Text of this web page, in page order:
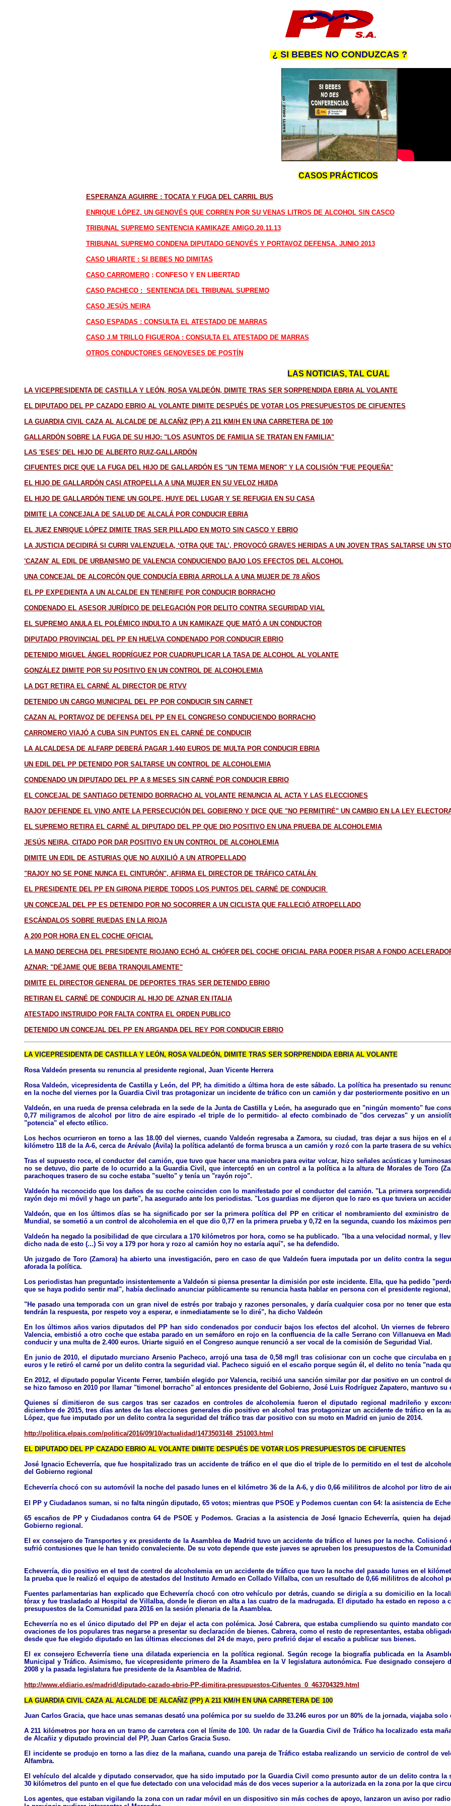
¿ SI BEBES NO CONDUZCAS ?
CASOS PRÁCTICOS
ESPERANZA AGUIRRE : TOCATA Y FUGA DEL CARRIL BUS
ENRIQUE LÓPEZ, UN GENOVÉS QUE CORREN POR SU VENAS LITROS DE ALCOHOL SIN CASCO
TRIBUNAL SUPREMO SENTENCIA KAMIKAZE AMIGO.20.11.13
TRIBUNAL SUPREMO CONDENA DIPUTADO GENOVÉS Y PORTAVOZ DEFENSA. JUNIO 2013
CASO URIARTE : SI BEBES NO DIMITAS
CASO CARROMERO: CONFESO Y EN LIBERTAD
CASO PACHECO : SENTENCIA DEL TRIBUNAL SUPREMO
CASO JESÚS NEIRA
CASO ESPADAS : CONSULTA EL ATESTADO DE MARRAS
CASO J.M TRILLO FIGUEROA : CONSULTA EL ATESTADO DE MARRAS
OTROS CONDUCTORES GENOVESES DE POSTÍN
LAS NOTICIAS, TAL CUAL
LA VICEPRESIDENTA DE CASTILLA Y LEÓN, ROSA VALDEÓN, DIMITE TRAS SER SORPRENDIDA EBRIA AL VOLANTE
EL DIPUTADO DEL PP CAZADO EBRIO AL VOLANTE DIMITE DESPUÉS DE VOTAR LOS PRESUPUESTOS DE CIFUENTES
LA GUARDIA CIVIL CAZA AL ALCALDE DE ALCAÑIZ (PP) A 211 KM/H EN UNA CARRETERA DE 100
GALLARDÓN SOBRE LA FUGA DE SU HIJO: "LOS ASUNTOS DE FAMILIA SE TRATAN EN FAMILIA"
LAS 'ESES' DEL HIJO DE ALBERTO RUIZ-GALLARDÓN
CIFUENTES DICE QUE LA FUGA DEL HIJO DE GALLARDÓN ES "UN TEMA MENOR" Y LA COLISIÓN "FUE PEQUEÑA"
EL HIJO DE GALLARDÓN CASI ATROPELLA A UNA MUJER EN SU VELOZ HUIDA
EL HIJO DE GALLARDÓN TIENE UN GOLPE, HUYE DEL LUGAR Y SE REFUGIA EN SU CASA
DIMITE LA CONCEJALA DE SALUD DE ALCALÁ POR CONDUCIR EBRIA
EL JUEZ ENRIQUE LÓPEZ DIMITE TRAS SER PILLADO EN MOTO SIN CASCO Y EBRIO
LA JUSTICIA DECIDIRÁ SI CURRI VALENZUELA, ‘OTRA QUE TAL’, PROVOCÓ GRAVES HERIDAS A UN JOVEN TRAS SALTARSE UN
'CAZAN' AL EDIL DE URBANISMO DE VALENCIA CONDUCIENDO BAJO LOS EFECTOS DEL ALCOHOL
UNA CONCEJAL DE ALCORCÓN QUE CONDUCÍA EBRIA ARROLLA A UNA MUJER DE 78 AÑOS
EL PP EXPEDIENTA A UN ALCALDE EN TENERIFE POR CONDUCIR BORRACHO
CONDENADO EL ASESOR JURÍDICO DE DELEGACIÓN POR DELITO CONTRA SEGURIDAD VIAL
EL SUPREMO ANULA EL POLÉMICO INDULTO A UN KAMIKAZE QUE MATÓ A UN CONDUCTOR
DIPUTADO PROVINCIAL DEL PP EN HUELVA CONDENADO POR CONDUCIR EBRIO
DETENIDO MIGUEL ÁNGEL RODRÍGUEZ POR CUADRUPLICAR LA TASA DE ALCOHOL AL VOLANTE
GONZÁLEZ DIMITE POR SU POSITIVO EN UN CONTROL DE ALCOHOLEMIA
LA DGT RETIRA EL CARNÉ AL DIRECTOR DE RTVV
DETENIDO UN CARGO MUNICIPAL DEL PP POR CONDUCIR SIN CARNET
CAZAN AL PORTAVOZ DE DEFENSA DEL PP EN EL CONGRESO CONDUCIENDO BORRACHO
CARROMERO VIAJÓ A CUBA SIN PUNTOS EN EL CARNÉ DE CONDUCIR
LA ALCALDESA DE ALFARP DEBERÁ PAGAR 1.440 EUROS DE MULTA POR CONDUCIR EBRIA
UN EDIL DEL PP DETENIDO POR SALTARSE UN CONTROL DE ALCOHOLEMIA
CONDENADO UN DIPUTADO DEL PP A 8 MESES SIN CARNÉ POR CONDUCIR EBRIO
EL CONCEJAL DE SANTIAGO DETENIDO BORRACHO AL VOLANTE RENUNCIA AL ACTA Y LAS ELECCIONES
RAJOY DEFIENDE EL VINO ANTE LA PERSECUCIÓN DEL GOBIERNO Y DICE QUE "NO PERMITIRÉ" UN CAMBIO EN LA LEY
EL SUPREMO RETIRA EL CARNÉ AL DIPUTADO DEL PP QUE DIO POSITIVO EN UNA PRUEBA DE ALCOHOLEMIA
JESÚS NEIRA, CITADO POR DAR POSITIVO EN UN CONTROL DE ALCOHOLEMIA
DIMITE UN EDIL DE ASTURIAS QUE NO AUXILIÓ A UN ATROPELLADO
"RAJOY NO SE PONE NUNCA EL CINTURÓN", AFIRMA EL DIRECTOR DE TRÁFICO CATALÁN
EL PRESIDENTE DEL PP EN GIRONA PIERDE TODOS LOS PUNTOS DEL CARNÉ DE CONDUCIR
UN CONCEJAL DEL PP ES DETENIDO POR NO SOCORRER A UN CICLISTA QUE FALLECIÓ ATROPELLADO
ESCÁNDALOS SOBRE RUEDAS EN LA RIOJA
A 200 POR HORA EN EL COCHE OFICIAL
LA MANO DERECHA DEL PRESIDENTE RIOJANO ECHÓ AL CHÓFER DEL COCHE OFICIAL PARA PODER PISAR A FONDO
AZNAR: "DÉJAME QUE BEBA TRANQUILAMENTE"
DIMITE EL DIRECTOR GENERAL DE DEPORTES TRAS SER DETENIDO EBRIO
RETIRAN EL CARNÉ DE CONDUCIR AL HIJO DE AZNAR EN ITALIA
ATESTADO INSTRUIDO POR FALTA CONTRA EL ORDEN PUBLICO
DETENIDO UN CONCEJAL DEL PP EN ARGANDA DEL REY POR CONDUCIR EBRIO
LA VICEPRESIDENTA DE CASTILLA Y LEÓN, ROSA VALDEÓN, DIMITE TRAS SER SORPRENDIDA EBRIA AL VOLANTE
Rosa Valdeón presenta su renuncia al presidente regional, Juan Vicente Herrera
Rosa Valdeón, vicepresidenta de Castilla y León, del PP, ha dimitido a última hora de este sábado. La política ha presentado su
en la noche del viernes por la Guardia Civil tras protagonizar un incidente de tráfico con un camión y dar posteriormente positivo en
Valdeón, en una rueda de prensa celebrada en la sede de la Junta de Castilla y León, ha asegurado que en "ningún momento" fue
0,77 miligramos de alcohol por litro de aire espirado -el triple de lo permitido- al efecto combinado de "dos cervezas" y un
"potencia" el efecto etílico.
Los hechos ocurrieron en torno a las 18.00 del viernes, cuando Valdeón regresaba a Zamora, su ciudad, tras dejar a sus hijos en
kilómetro 118 de la A-6, cerca de Arévalo (Ávila) la política adelantó de forma brusca a un camión y rozó con la parte trasera de su
Tras el supuesto roce, el conductor del camión, que tuvo que hacer una maniobra para evitar volcar, hizo señales acústicas y
no se detuvo, dio parte de lo ocurrido a la Guardia Civil, que interceptó en un control a la política a la altura de Morales de Toro
parachoques trasero de su coche estaba "suelto" y tenía un "rayón rojo".
Valdeón ha reconocido que los daños de su coche coinciden con lo manifestado por el conductor del camión. "La primera
rayón dejo mi móvil y hago un parte", ha asegurado ante los periodistas. "Los guardias me dijeron que lo raro es que tuviera un
Valdeón, que en los últimos días se ha significado por ser la primera política del PP en criticar el nombramiento del exministro
Mundial, se sometió a un control de alcoholemia en el que dio 0,77 en la primera prueba y 0,72 en la segunda, cuando los máximos
Valdeón ha negado la posibilidad de que circulara a 170 kilómetros por hora, como se ha publicado. "Iba a una velocidad normal, y
dicho nada de esto (...) Si voy a 179 por hora y rozo al camión hoy no estaría aquí", se ha defendido.
Un juzgado de Toro (Zamora) ha abierto una investigación, pero en caso de que Valdeón fuera imputada por un delito contra la
aforada la política.
Los periodistas han preguntado insistentemente a Valdeón si piensa presentar la dimisión por este incidente. Ella, que ha pedido
que se haya podido sentir mal", había declinado anunciar públicamente su renuncia hasta hablar en persona con el presidente
"He pasado una temporada con un gran nivel de estrés por trabajo y razones personales, y daría cualquier cosa por no tener que
tendrán la respuesta, por respeto voy a esperar, e inmediatamente se lo diré", ha dicho Valdeón
En los últimos años varios diputados del PP han sido condenados por conducir bajos los efectos del alcohol. Un viernes de
Valencia, embistió a otro coche que estaba parado en un semáforo en rojo en la confluencia de la calle Serrano con Villanueva en
conducir y una multa de 2.400 euros. Uriarte siguió en el Congreso aunque renunció a ser vocal de la comisión de Seguridad Vial.
En junio de 2010, el diputado murciano Arsenio Pacheco, arrojó una tasa de 0,58 mg/l tras colisionar con un coche que circulaba
euros y le retiró el carné por un delito contra la seguridad vial. Pacheco siguió en el escaño porque según él, el delito no tenía "nada
En 2012, el diputado popular Vicente Ferrer, también elegido por Valencia, recibió una sanción similar por dar positivo en un control
se hizo famoso en 2010 por llamar "timonel borracho" al entonces presidente del Gobierno, José Luis Rodríguez Zapatero, mantuvo su
Quienes sí dimitieron de sus cargos tras ser cazados en controles de alcoholemia fueron el diputado regional madrileño y
diciembre de 2015, tres días antes de las elecciones generales dio positivo en alcohol tras protagonizar un accidente de tráfico en la
López, que fue imputado por un delito contra la seguridad del tráfico tras dar positivo con su moto en Madrid en junio de 2014.
http://politica.elpais.com/politica/2016/09/10/actualidad/1473503148_251003.html
EL DIPUTADO DEL PP CAZADO EBRIO AL VOLANTE DIMITE DESPUÉS DE VOTAR LOS PRESUPUESTOS DE CIFUENTES
José Ignacio Echeverría, que fue hospitalizado tras un accidente de tráfico en el que dio el triple de lo permitido en el test de
del Gobierno regional
Echeverría chocó con su automóvil la noche del pasado lunes en el kilómetro 36 de la A-6, y dio 0,66 mililitros de alcohol por litro de
El PP y Ciudadanos suman, si no falta ningún diputado, 65 votos; mientras que PSOE y Podemos cuentan con 64: la asistencia de
65 escaños de PP y Ciudadanos contra 64 de PSOE y Podemos. Gracias a la asistencia de José Ignacio Echeverría, quien ha
Gobierno regional.
El ex consejero de Transportes y ex presidente de la Asamblea de Madrid tuvo un accidente de tráfico el lunes por la noche.
sufrió contusiones que le han tenido convaleciente. De su voto depende que este jueves se aprueben los presupuestos de la
Echeverría, dio positivo en el test de control de alcoholemia en un accidente de tráfico que tuvo la noche del pasado lunes en el
la prueba que le realizó el equipo de atestados del Instituto Armado en Collado Villalba, con un resultado de 0,66 mililitros de alcohol
Fuentes parlamentarias han explicado que Echeverría chocó con otro vehículo por detrás, cuando se dirigía a su domicilio en la
tórax y fue trasladado al Hospital de Villalba, donde le dieron en alta a las cuatro de la madrugada. El diputado ha estado en reposo a
presupuestos de la Comunidad para 2016 en la sesión plenaria de la Asamblea.
Echeverría no es el único diputado del PP en dejar el acta con polémica. José Cabrera, que estaba cumpliendo su quinto mandato
ovaciones de los populares tras negarse a presentar su declaración de bienes. Cabrera, como el resto de representantes, estaba
desde que fue elegido diputado en las últimas elecciones del 24 de mayo, pero prefirió dejar el escaño a publicar sus bienes.
El ex consejero Echeverría tiene una dilatada experiencia en la política regional. Según recoge la biografía publicada en la
Municipal y Tráfico. Asimismo, fue vicepresidente primero de la Asamblea en la V legislatura autonómica. Fue designado consejero
2008 y la pasada legislatura fue presidente de la Asamblea de Madrid.
http://www.eldiario.es/madrid/diputado-cazado-ebrio-PP-dimitira-presupuestos-Cifuentes_0_463704329.html
LA GUARDIA CIVIL CAZA AL ALCALDE DE ALCAÑIZ (PP) A 211 KM/H EN UNA CARRETERA DE 100
Juan Carlos Gracia, que hace unas semanas desató una polémica por su sueldo de 33.246 euros por un 80% de la jornada, viajaba solo
A 211 kilómetros por hora en un tramo de carretera con el límite de 100. Un radar de la Guardia Civil de Tráfico ha localizado esta
de Alcañiz y diputado provincial del PP, Juan Carlos Gracia Suso.
El incidente se produjo en torno a las diez de la mañana, cuando una pareja de Tráfico estaba realizando un servicio de control de
Alfambra.
El vehículo del alcalde y diputado conservador, que ha sido imputado por la Guardia Civil como presunto autor de un delito contra la
30 kilómetros del punto en el que fue detectado con una velocidad más de dos veces superior a la autorizada en la zona por la que
Los agentes, que estaban vigilando la zona con un radar móvil en un dispositivo sin más coches de apoyo, lanzaron un aviso por